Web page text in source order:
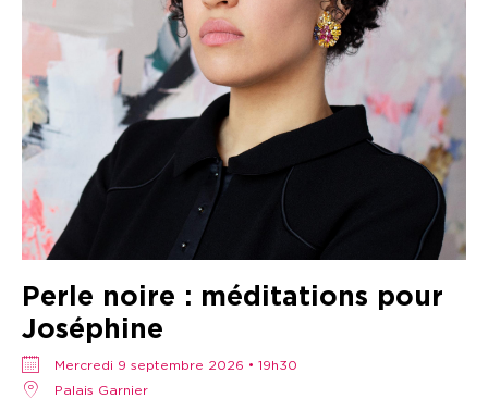
Perle noire : méditations pour
Joséphine
mercredi 9 septembre 2026 • 19h30
Palais Garnier